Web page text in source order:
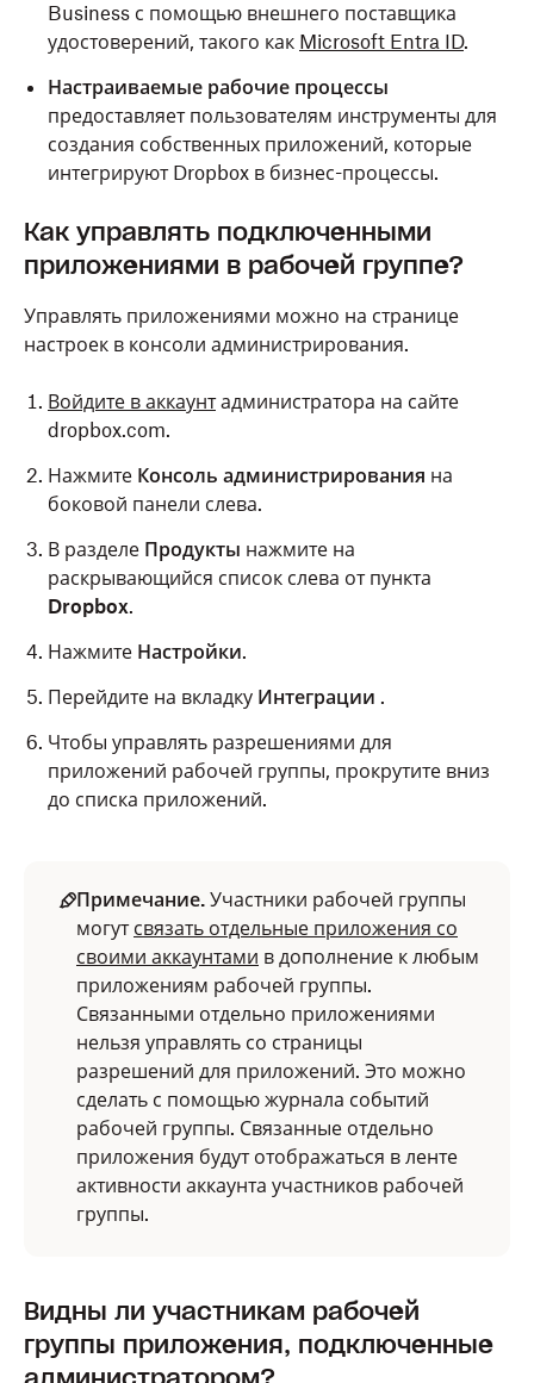
Business с помощью внешнего поставщика
удостоверений, такого как Microsoft Entra ID.
Настраиваемые рабочие процессы
предоставляет пользователям инструменты для
создания собственных приложений, которые
интегрируют Dropbox в бизнес-процессы.
Как управлять подключенными
приложениями в рабочей группе?
Управлять приложениями можно на странице
настроек в консоли администрирования.
Войдите в аккаунтадминистратора на сайте
dropbox.com.
Нажмите Консоль администрирования на
боковой панели слева.
В разделе Продукты нажмите на
раскрывающийся список слева от пункта
Dropbox.
Нажмите Настройки.
Перейдите на вкладку Интеграции .
Чтобы управлять разрешениями для
приложений рабочей группы, прокрутите вниз
до списка приложений.
Примечание. Участники рабочей группы
могут связать отдельные приложения со
своими аккаунтами в дополнение к любым
приложениям рабочей группы.
Связанными отдельно приложениями
нельзя управлять со страницы
разрешений для приложений. Это можно
сделать с помощью журнала событий
рабочей группы. Связанные отдельно
приложения будут отображаться в ленте
активности аккаунта участников рабочей
группы.
Видны ли участникам рабочей
группы приложения, подключенные